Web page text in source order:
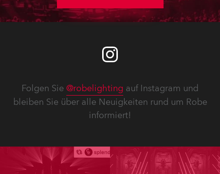
Folgen Sie @robelighting auf Instagram und
bleiben Sie über alle Neuigkeiten rund um Robe
informiert!